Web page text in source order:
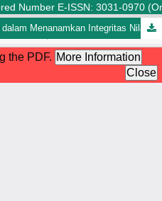
Number E-ISSN: 3031-0970
Implementasi Kurikulum PAUD dalam Menanamkan Integritas Nilai Multikultural Pada Anak Uasia Dini